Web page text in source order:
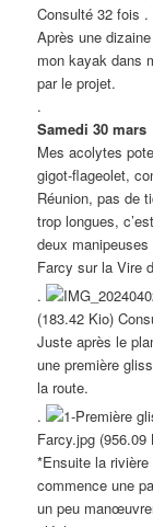
Consulté 32 fois .
Après une
mon kayak dans
par le projet.
.
Samedi 30 mars
Mes acolytes
gigot-flageolet,
Réunion, pas de
trop longues,
deux
Farcy sur la Vire
.
(183.42 Kio)
Juste après le
une première
la route.
.
Farcy.jpg
*Ensuite la
commence une
un peu